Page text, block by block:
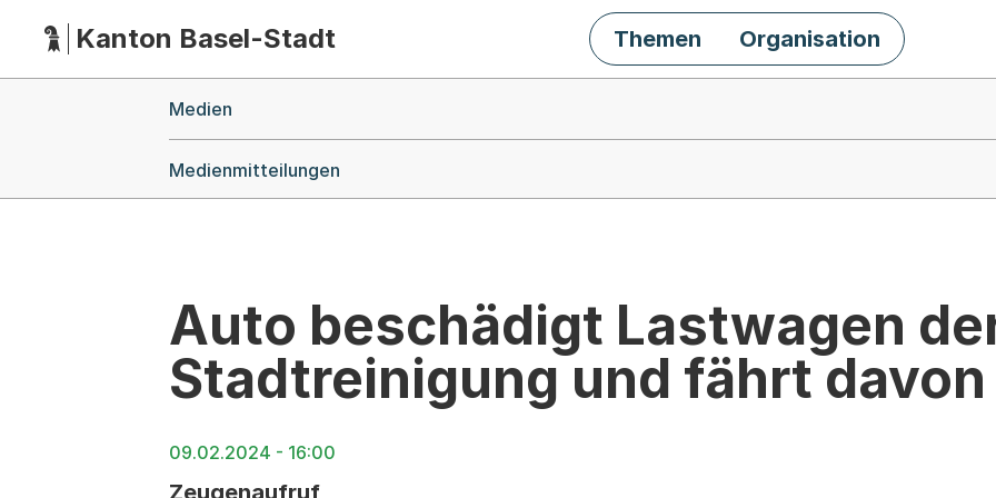
HauptnavigationKanton Basel-Stadt Themen Organisation
Medien
Medienmitteilungen
Auto beschädigt Lastwagen
Stadtreinigung und fährt davon
09.02.2024 - 16:00
Zeugenaufruf